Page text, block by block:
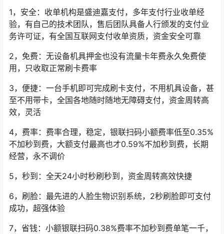
1，安全：收单机构是盛迪嘉支付，多年支付行业收单经
验，有自己的技术团队，售后团队具备人行颁发的支付业
务许可证，有全国互联网支付收单资质，资金安全可靠
2，免费：无设备机具押金也没有流量卡年费永久免费使
用，只收取正常刷卡费率
3，便捷：一台手机即可完成刷卡支付，不用机具设备，甚
至不用带卡，全国各地随时随地无障碍支付，资金周转高
效，灵活
4，费率：费率合理，稳定，银联扫码小额费率低至0.35%
不加秒到费，大额支付最高也才0.59%不加秒到费，长期
经营，永不调价
5，秒到：全天24小时秒刷秒到，资金周转高效快捷
6，刷脸：最先进的人脸生物识别系统，2秒刷脸即可支付
成功，超强体验
7，省钱：小额银联扫码0.38%费率不加秒到费单笔一千，